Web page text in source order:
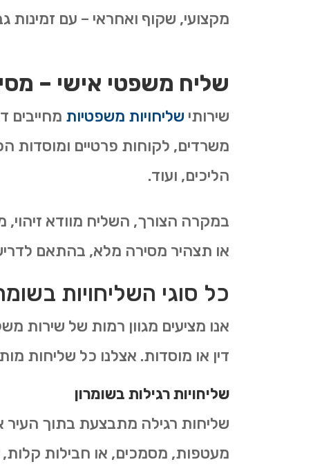
מקצועי, שקוף ואחראי – עם זמינות
שליח משפטי אישי –
שירותי שליחויות משפטיות מחייבים
משרדים, לקוחות פרטיים ומוסדות
הליכים, ועוד.
במקרה הצורך, השליח מוודא
או תצהיר מסירה מלא, בהתאם
כל סוגי השליחויות
אנו מציעים מגוון רמות של שירות
דין או מוסדות. אצלנו כל שליחות
שליחויות רגילות בשומרון
מעטפות, מסמכים, או חבילות קלות,